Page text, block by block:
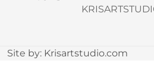
Site by: Krisartstudio.com